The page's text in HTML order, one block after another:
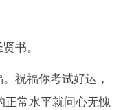
书。
祝福你考试好运，
正常水平就问心无愧